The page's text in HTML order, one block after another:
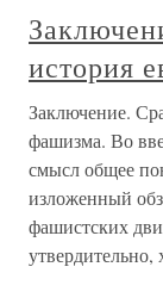
история
Заключение.
фашизма. Во
смысл общее
изложенный
фашистских
утвердительно,